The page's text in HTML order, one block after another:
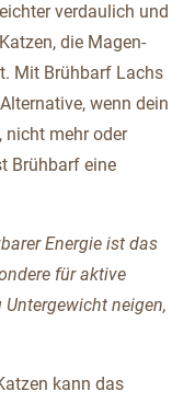
verdaulich und
die Magen-
Mit Brühbarf Lachs
wenn dein
nicht mehr oder
Brühbarf eine
Energie ist das
für aktive
neigen,
kann das